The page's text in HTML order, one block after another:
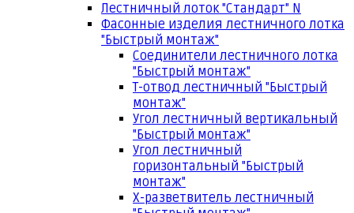
Лестничный лоток "Стандарт" N
Фасонные изделия лестничного лотка
"Быстрый монтаж"
Соединители лестничного лотка
"Быстрый монтаж"
Т-отвод лестничный "Быстрый
монтаж"
Угол лестничный вертикальный
"Быстрый монтаж"
Угол лестничный
горизонтальный "Быстрый
монтаж"
Х-разветвитель лестничный